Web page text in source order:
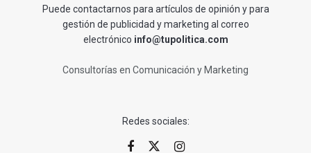
Puede contactarnos para artículos de opinión y para
gestión de publicidad y marketing al correo
electrónico info@tupolitica.com
Consultorías en Comunicación y Marketing
Redes sociales: